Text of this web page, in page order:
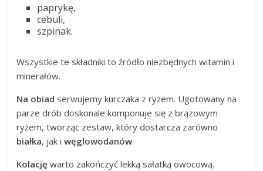
paprykę,
cebuli,
szpinak.
Wszystkie te składniki to źródło niezbędnych witamin i
minerałów.
Na obiad serwujemy kurczaka z ryżem. Ugotowany na
parze drób doskonale komponuje się z brązowym
ryżem, tworząc zestaw, który dostarcza zarówno
białka, jak iwęglowodanów.
Kolację warto zakończyć lekką sałatką owocową.